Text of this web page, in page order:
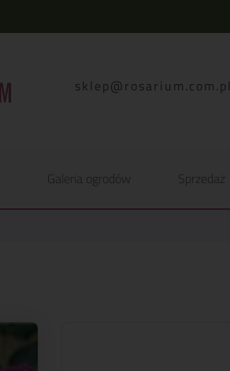
lp.moc.muirasor@pelks
Galeria ogrodów Sprzedaż